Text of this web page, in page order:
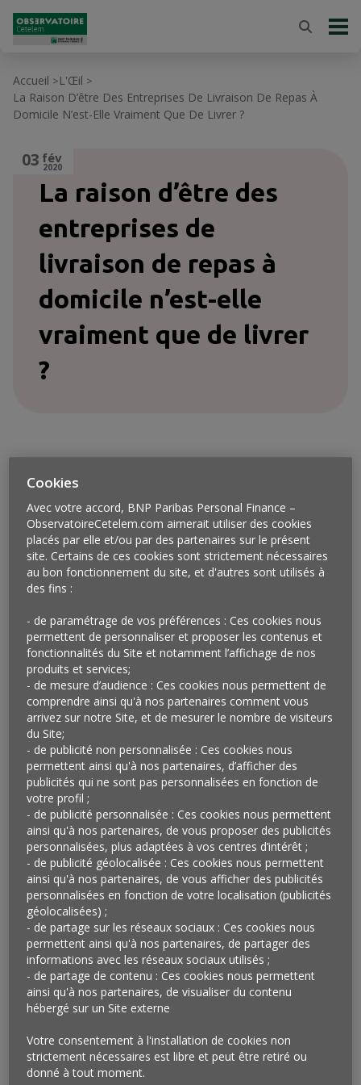
Accueil >L'Œil >
La Raison D’être Des Entreprises De Livraison De Repas À
Domicile N’est-Elle Vraiment Que De Livrer ?
La raison d’être des
entreprises de
livraison de repas à
domicile n’est-elle
vraiment que de livrer
?
03 fév
2020
Vu en Angleterre
Dans treize villes du Royaume-Uni, Deliveroo propose
désormais deux options à ses clients. La première
consiste à se faire livrer un repas chez eux ou au
bureau. Rien de nouveau. La seconde leur permet
d’aller directement chercher leur repas dans le
restaurant qu’ils ont choisi. Beaucoup plus inattendu.
Plus de frais de livraison puisque c’est l’utilisateur qui
devient son propre livreur. 700 restaurants proposent
aujourd’hui ce service au Royaume-Uni qui devrait être
étendu en Belgique, Espagne et Australie. La France
n’est pas, pour le moment, concernée… Aux Etats-Unis,
Uber Eats teste, en toute discrétion, une option « dine-
in » offrant même la possibilité de rester manger sur
place…
Qu’en penser ?
Née de l’idée de livrer à domicile les plats réalisés dans
proposer de nouveaux services pourréduire le poids
des livreursdans son expansion, source potentielle de
Cookies
Avec votre accord, BNP Paribas Personal Finance –
ObservatoireCetelem.com aimerait utiliser des cookies
placés par elle et/ou par des partenaires sur le présent
site. Certains de ces cookies sont strictement nécessaires
au bon fonctionnement du site, et d'autres sont utilisés à
des fins :
- de paramétrage de vos préférences : Ces cookies nous
permettent de personnaliser et proposer les contenus et
fonctionnalités du Site et notamment l’affichage de nos
produits et services;
- de mesure d’audience : Ces cookies nous permettent de
comprendre ainsi qu'à nos partenaires comment vous
arrivez sur notre Site, et de mesurer le nombre de visiteurs
du Site;
- de publicité non personnalisée : Ces cookies nous
permettent ainsi qu'à nos partenaires, d’afficher des
publicités qui ne sont pas personnalisées en fonction de
votre profil ;
- de publicité personnalisée : Ces cookies nous permettent
ainsi qu'à nos partenaires, de vous proposer des publicités
personnalisées, plus adaptées à vos centres d’intérêt ;
- de publicité géolocalisée : Ces cookies nous permettent
ainsi qu'à nos partenaires, de vous afficher des publicités
personnalisées en fonction de votre localisation (publicités
géolocalisées) ;
- de partage sur les réseaux sociaux : Ces cookies nous
permettent ainsi qu'à nos partenaires, de partager des
informations avec les réseaux sociaux utilisés ;
- de partage de contenu : Ces cookies nous permettent
ainsi qu'à nos partenaires, de visualiser du contenu
hébergé sur un Site externe
Votre consentement à l'installation de cookies non
strictement nécessaires est libre et peut être retiré ou
donné à tout moment.